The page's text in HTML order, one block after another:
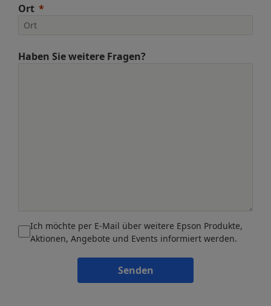
Ort
Haben Sie weitere Fragen?
Ich möchte per E-Mail über weitere Epson Produkte,
Aktionen, Angebote und Events informiert werden.
Senden